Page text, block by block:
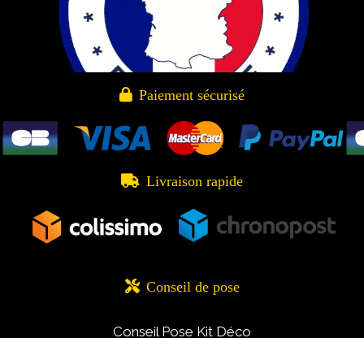
 Paiement sécurisé
 Livraison rapide
 Conseil de pose
Conseil Pose Kit Déco